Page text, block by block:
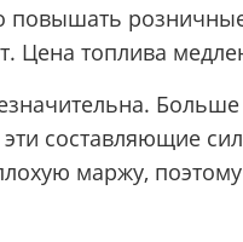
повышать
Цена топлива
Больше
составляющие
маржу,